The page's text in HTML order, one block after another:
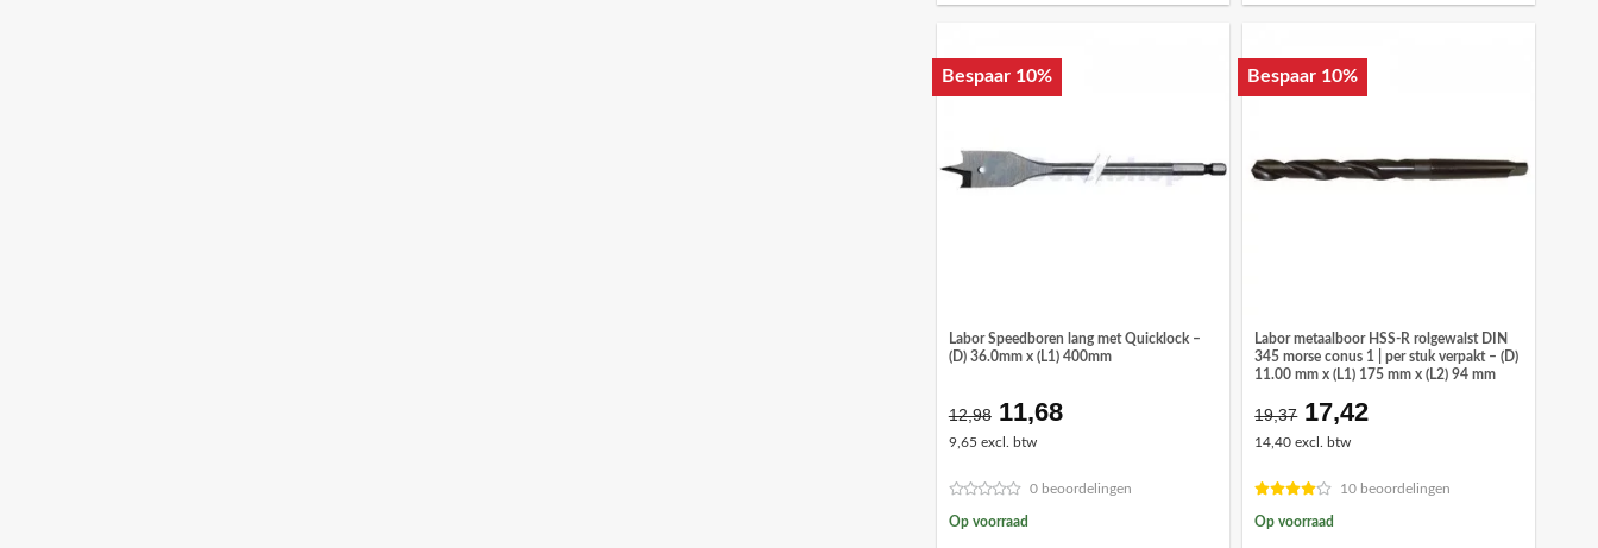
Bespaar 10%
Labor Speedboren lang met Quicklock –
(D) 36.0mm x (L1) 400mm
12,98 Oorspronkelijke
prijs
€12,98.
11,68Huidige
€11,68.
9,65 excl. btw
0 beoordelingen
Op voorraad
Bespaar 10%
Labor metaalboor HSS-R rolgewalst DIN
345 morse conus 1 | per stuk verpakt – (D)
11.00 mm x (L1) 175 mm x (L2) 94 mm
19,37 Oorspronkelijke
prijs
€19,37.
17,42
€17,42.
14,40 excl. btw
10 beoordelingen
Op voorraad